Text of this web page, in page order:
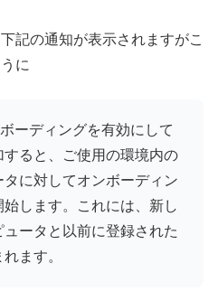
記の通知が表示されますがこ
に
ーディングを有効にして
ると、ご使用の環境内の
に対してオンボーディン
します。これには、新し
ータと以前に登録された
ます。